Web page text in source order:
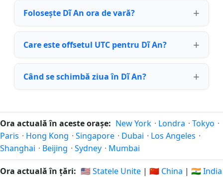
Folosește Dĩ An ora de vară?
Care este offsetul UTC pentru Dĩ An?
Când se schimbă ziua în Dĩ An?
Ora actuală în aceste orașe: New York · Londra · Tokyo ·
Paris · Hong Kong · Singapore · Dubai · Los Angeles ·
Shanghai · Beijing · Sydney · Mumbai
Ora actuală în țări: 🇺🇸 Statele Unite | 🇨🇳 China | 🇮🇳 India